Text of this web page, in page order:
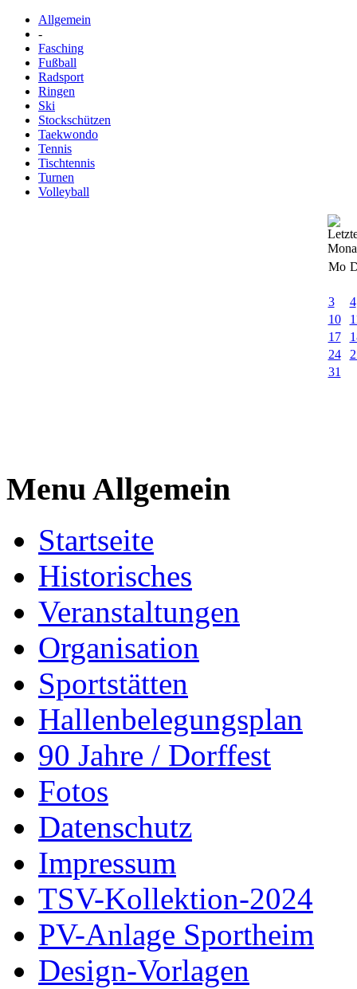
Allgemein
-
Fasching
Fußball
Radsport
Ringen
Ski
Stockschützen
Taekwondo
Tennis
Tischtennis
Turnen
Volleyball
Mo
3
4
10
17
24
31
Menu Allgemein
Startseite
Historisches
Veranstaltungen
Organisation
Sportstätten
Hallenbelegungsplan
90 Jahre / Dorffest
Fotos
Datenschutz
Impressum
TSV-Kollektion-2024
PV-Anlage Sportheim
Design-Vorlagen